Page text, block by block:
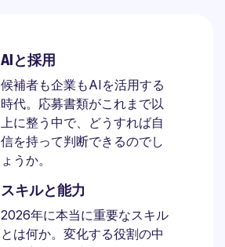
AIと採用
候補者も企業もAIを活用する
時代。応募書類がこれまで以
上に整う中で、どうすれば自
信を持って判断できるのでし
ょうか。
スキルと能力
2026年に本当に重要なスキル
とは何か。変化する役割の中